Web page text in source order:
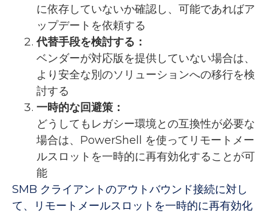
に依存していないか確認し、可能であればア
ップデートを依頼する
代替手段を検討する：
ベンダーが対応版を提供していない場合は、
より安全な別のソリューションへの移行を検
討する
一時的な回避策：
どうしてもレガシー環境との互換性が必要な
場合は、PowerShell を使ってリモートメー
ルスロットを一時的に再有効化することが可
能
SMB クライアントのアウトバウンド接続に対し
て、リモートメールスロットを一時的に再有効化